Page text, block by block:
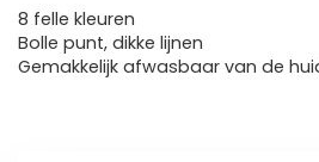
8 felle kleuren
Bolle punt, dikke lijnen
Gemakkelijk afwasbaar van de